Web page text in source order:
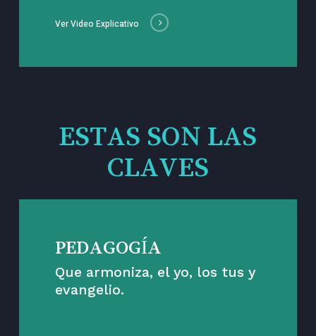
Ver Video Explicativo
ESTAS SON LAS
CLAVES
PEDAGOGÍA
Que armoniza, el yo, los tus y
evangelio.